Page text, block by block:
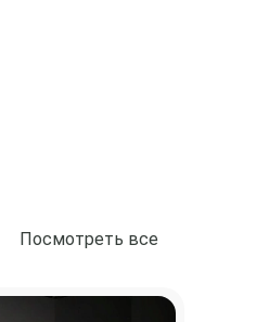
Посмотреть все